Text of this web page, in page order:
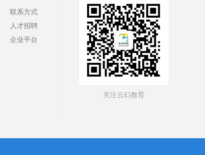
联系方式
人才招聘
企业平台
关注云幻教育